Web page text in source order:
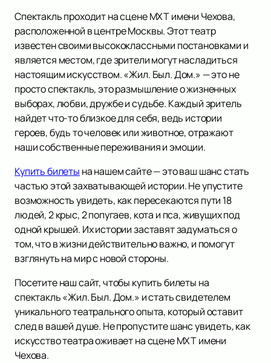
Спектакль проходит на сцене МХТ имени Чехова,
расположенной в центре Москвы. Этот театр
известен своими высококлассными постановками и
является местом, где зрители могут насладиться
настоящим искусством. «Жил. Был. Дом.» — это не
просто спектакль, это размышление о жизненных
выборах, любви, дружбе и судьбе. Каждый зритель
найдет что-то близкое для себя, ведь истории
героев, будь то человек или животное, отражают
наши собственные переживания и эмоции.
Купить билеты на нашем сайте — это ваш шанс стать
частью этой захватывающей истории. Не упустите
возможность увидеть, как пересекаются пути 18
людей, 2 крыс, 2 попугаев, кота и пса, живущих под
одной крышей. Их истории заставят задуматься о
том, что в жизни действительно важно, и помогут
взглянуть на мир с новой стороны.
Посетите наш сайт, чтобы купить билеты на
спектакль «Жил. Был. Дом.» и стать свидетелем
уникального театрального опыта, который оставит
след в вашей душе. Не пропустите шанс увидеть, как
искусство театра оживает на сцене МХТ имени
Чехова.